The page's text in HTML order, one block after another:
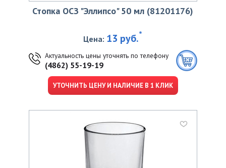
Стопка ОСЗ "Эллипсо" 50 мл (81201176)
Цена: 13 руб.*
Актуальность цены уточнять по телефону
(4862) 55-19-19
УТОЧНИТЬ ЦЕНУ И НАЛИЧИЕ В 1 КЛИК